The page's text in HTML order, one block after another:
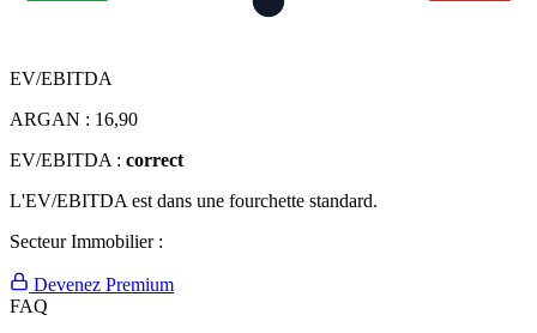
EV/EBITDA
ARGAN : 16,90
EV/EBITDA : correct
L'EV/EBITDA est dans une fourchette standard.
Secteur Immobilier :
Devenez Premium
FAQ